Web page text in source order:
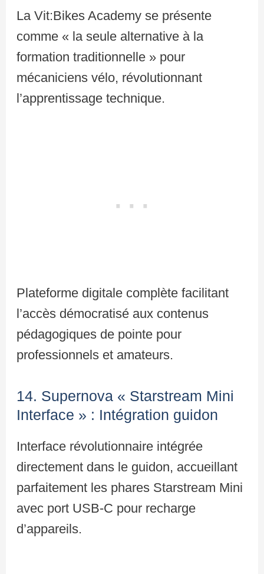
La Vit:Bikes Academy se présente
comme « la seule alternative à la
formation traditionnelle » pour
mécaniciens vélo, révolutionnant
l’apprentissage technique.
Plateforme digitale complète facilitant
l’accès démocratisé aux contenus
pédagogiques de pointe pour
professionnels et amateurs.
14. Supernova « Starstream Mini
Interface » : Intégration guidon
Interface révolutionnaire intégrée
directement dans le guidon, accueillant
parfaitement les phares Starstream Mini
avec port USB-C pour recharge
d’appareils.